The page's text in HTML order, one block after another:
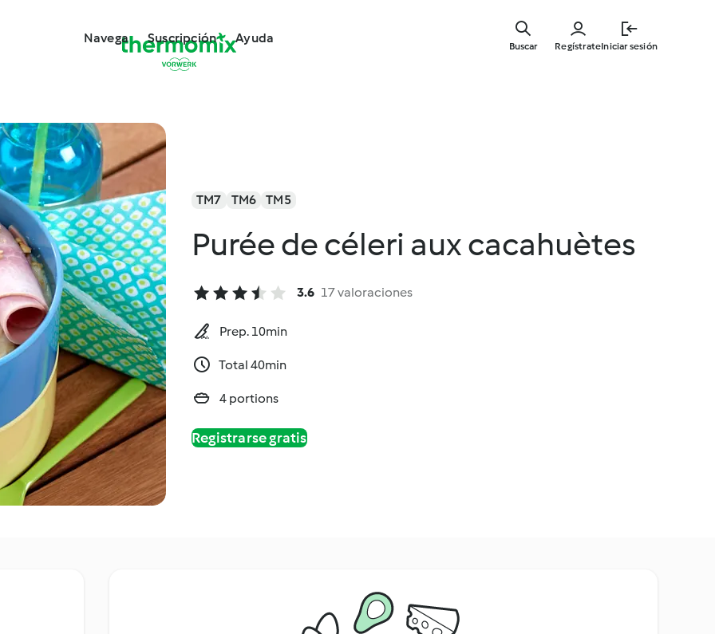
Navega Suscripción Ayuda
RegístrateIniciar sesión
Buscar
TM7 TM6 TM5
Purée de céleri aux cacahuètes
3.6 17 valoraciones
Prep. 10min
Total 40min
4 portions
Registrarse gratis